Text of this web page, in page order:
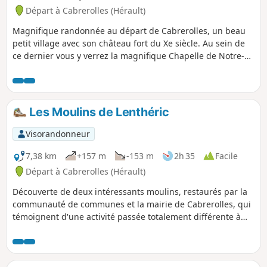
mérite une cotation difficile : certains passages sont raides,
techniques ou légèrement aériens, avec parfois l’aide d’une
corde comme main courante. Trace gpx fortement
recommandée.
Départ à Cabrerolles (Hérault)
Magnifique randonnée au départ de Cabrerolles, un beau
petit village avec son château fort du Xe siècle. Au sein de
ce dernier vous y verrez la magnifique Chapelle de Notre-
un sentier botanique sur les différentes espèces végétales
et autres, très ludique pour les enfants. Enfin, au sommet
du Pic de la Coquillade, vous avez une vue splendide à 360°
sur le Caroux, la Mer Méditerranée, les Pyrénées.
Les Moulins de Lenthéric
Visorandonneur
7,38 km
+157 m -153 m 2h 35
Facile
Départ à Cabrerolles (Hérault)
Découverte de deux intéressants moulins, restaurés par la
communauté de communes et la mairie de Cabrerolles, qui
témoignent d'une activité passée totalement différente à
environnement essentiellement viticole.